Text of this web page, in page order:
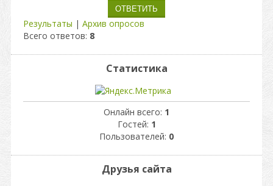
Результаты | Архив опросов
Всего ответов: 8
Статистика
Онлайн всего: 1
Гостей: 1
Пользователей: 0
Друзья сайта